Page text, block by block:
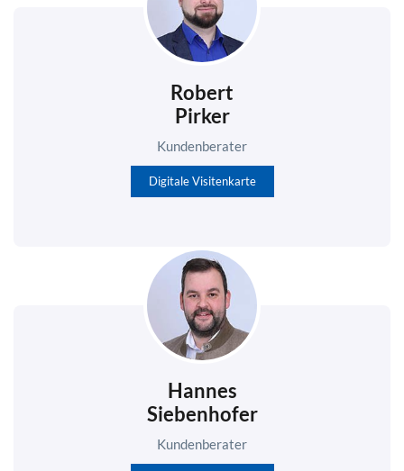
Robert
Pirker
Kundenberater
Digitale Visitenkarte
Hannes
Siebenhofer
Kundenberater